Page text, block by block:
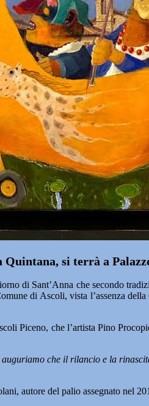
si terrà a
di Sant’Anna che secondo
di Ascoli, vista l’assenza
Piceno, che l’artista Pino
che il rilancio e la
autore del palio assegnato nel